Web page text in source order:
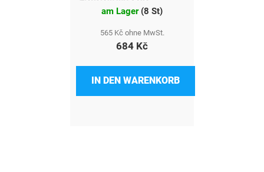
am Lager (8 St)
565 Kč ohne MwSt.
684 Kč
IN DEN WARENKORB